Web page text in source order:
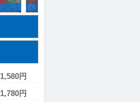
1,580円
1,780円